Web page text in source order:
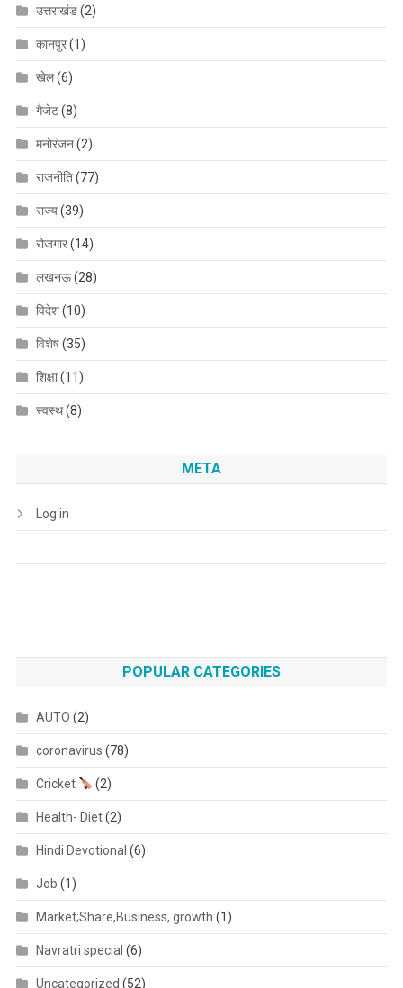
उत्तराखंड(2)
कानपुर(1)
खेल(6)
गैजेट(8)
मनोरंजन(2)
राजनीति(77)
राज्य(39)
रोजगार(14)
लखनऊ(28)
विदेश(10)
विशेष(35)
शिक्षा(11)
स्वस्थ(8)
META
Log in
POPULAR CATEGORIES
AUTO (2)
coronavirus (78)
Cricket (2)
Health- Diet(2)
Hindi Devotional (6)
Job (1)
Market;Share,Business, growth (1)
Navratri special (6)
Uncategorized (52)